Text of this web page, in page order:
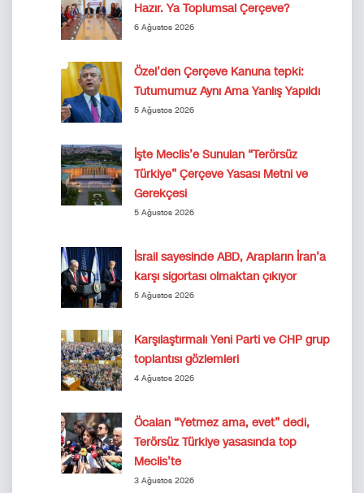
Hazır. Ya Toplumsal Çerçeve?
6 Ağustos 2026
Özel’den Çerçeve Kanuna tepki:
Tutumumuz Aynı Ama Yanlış Yapıldı
5 Ağustos 2026
İşte Meclis’e Sunulan “Terörsüz
Türkiye” Çerçeve Yasası Metni ve
Gerekçesi
5 Ağustos 2026
İsrail sayesinde ABD, Arapların İran’a
karşı sigortası olmaktan çıkıyor
5 Ağustos 2026
Karşılaştırmalı Yeni Parti ve CHP grup
toplantısı gözlemleri
4 Ağustos 2026
Öcalan “Yetmez ama, evet” dedi,
Terörsüz Türkiye yasasında top
Meclis’te
3 Ağustos 2026